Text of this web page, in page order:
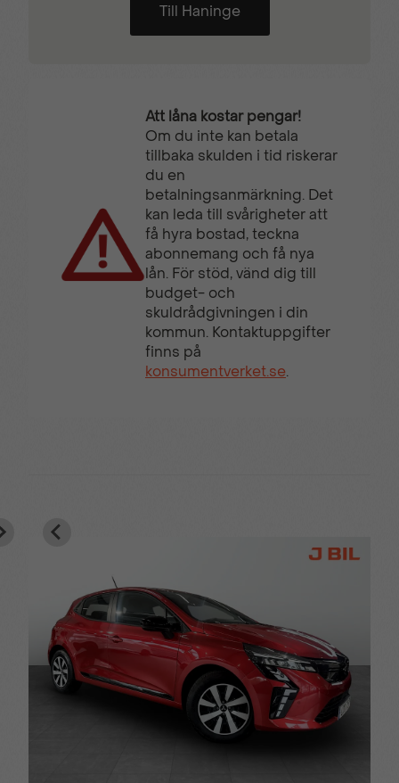
Till Haninge
Att låna kostar pengar!
Om du inte kan betala
tillbaka skulden i tid riskerar
du en
betalningsanmärkning. Det
kan leda till svårigheter att
få hyra bostad, teckna
abonnemang och få nya
lån. För stöd, vänd dig till
budget- och
skuldrådgivningen i din
kommun. Kontaktuppgifter
finns på
konsumentverket.se.